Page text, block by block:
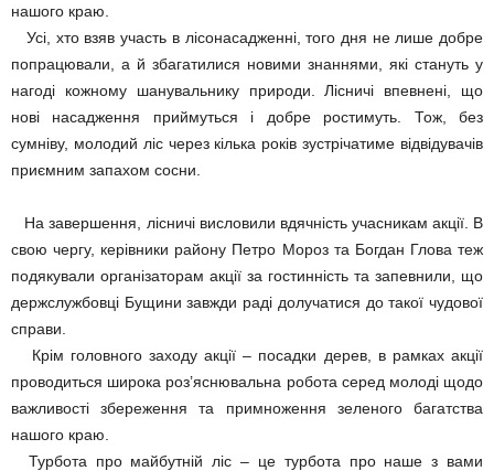
нашого краю.
Усі, хто взяв участь в лісонасадженні, того дня не лише добре
попрацювали, а й збагатилися новими знаннями, які стануть у
нагоді кожному шанувальнику природи. Лісничі впевнені, що
нові насадження приймуться і добре ростимуть. Тож, без
сумніву, молодий ліс через кілька років зустрічатиме відвідувачів
приємним запахом сосни.
На завершення, лісничі висловили вдячність учасникам акції. В
свою чергу, керівники району Петро Мороз та Богдан Глова теж
подякували організаторам акції за гостинність та запевнили, що
держслужбовці Бущини завжди раді долучатися до такої чудової
справи.
Крім головного заходу акції – посадки дерев, в рамках акції
проводиться широка роз’яснювальна робота серед молоді щодо
важливості збереження та примноження зеленого багатства
нашого краю.
Турбота про майбутній ліс – це турбота про наше з вами